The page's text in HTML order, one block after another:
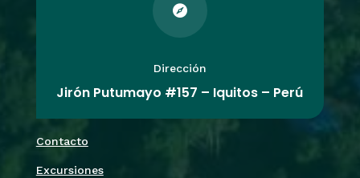

Dirección
Jirón Putumayo #157 – Iquitos – Perú
Contacto
Excursiones